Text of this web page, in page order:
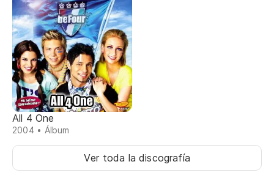
All 4 One
2004 • Álbum
Ver toda la discografía